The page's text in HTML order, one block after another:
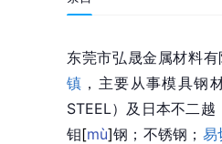
东莞市弘晟金属材料
镇 ，主要从事模具钢
STEEL）及日本不二越
钼[mù]钢；不锈钢； 易